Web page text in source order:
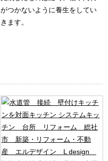
がつかないように養生をしてい
きます。